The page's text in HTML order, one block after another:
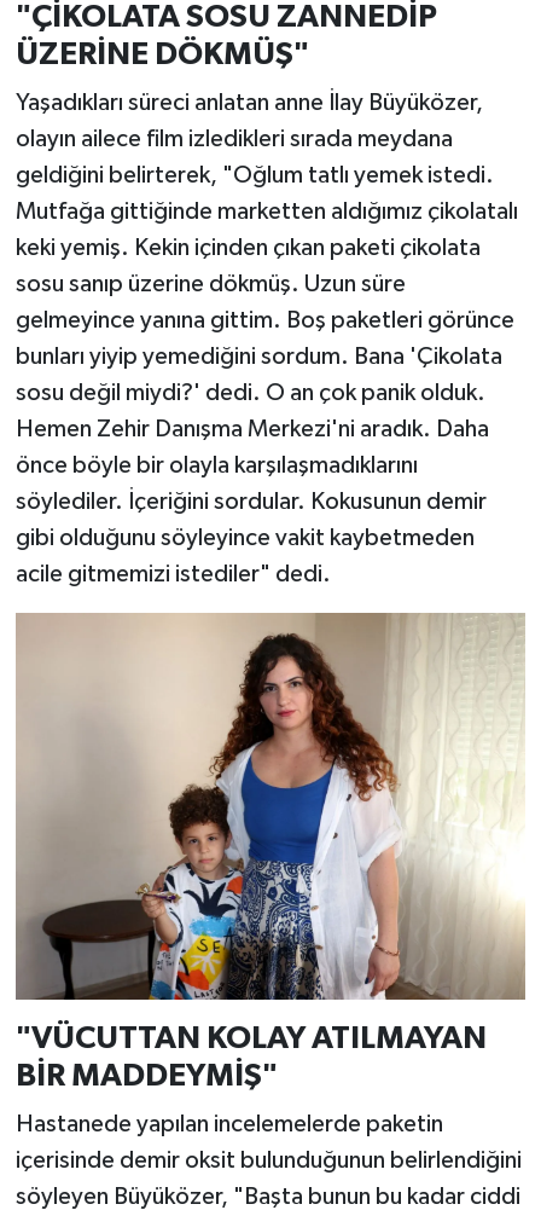
"ÇİKOLATA SOSU ZANNEDİP
ÜZERİNE DÖKMÜŞ"
Yaşadıkları süreci anlatan anne İlay Büyüközer,
olayın ailece film izledikleri sırada meydana
geldiğini belirterek, "Oğlum tatlı yemek istedi.
Mutfağa gittiğinde marketten aldığımız çikolatalı
keki yemiş. Kekin içinden çıkan paketi çikolata
sosu sanıp üzerine dökmüş. Uzun süre
gelmeyince yanına gittim. Boş paketleri görünce
bunları yiyip yemediğini sordum. Bana 'Çikolata
sosu değil miydi?' dedi. O an çok panik olduk.
Hemen Zehir Danışma Merkezi'ni aradık. Daha
önce böyle bir olayla karşılaşmadıklarını
söylediler. İçeriğini sordular. Kokusunun demir
gibi olduğunu söyleyince vakit kaybetmeden
acile gitmemizi istediler" dedi.
"VÜCUTTAN KOLAY ATILMAYAN
BİR MADDEYMİŞ"
Hastanede yapılan incelemelerde paketin
içerisinde demir oksit bulunduğunun belirlendiğini
söyleyen Büyüközer, "Başta bunun bu kadar ciddi